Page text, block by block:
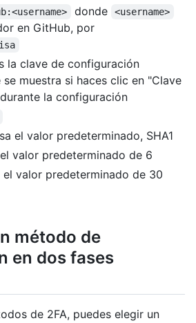
donde <username>
en GitHub, por
la clave de configuración
muestra si haces clic en "Clave
la configuración
el valor predeterminado, SHA1
valor predeterminado de 6
el valor predeterminado de 30
método de
en dos fases
de 2FA, puedes elegir un